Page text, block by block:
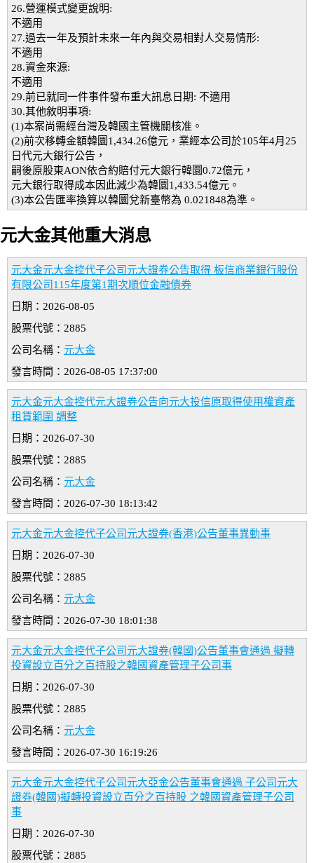
26.營運模式變更說明:
不適用
27.過去一年及預計未來一年內與交易相對人交易情形:
不適用
28.資金來源:
不適用
29.前已就同一件事件發布重大訊息日期: 不適用
30.其他敘明事項:
(1)本案尚需經台灣及韓國主管機關核准。
(2)前次移轉金額韓圜1,434.26億元，業經本公司於105年4月25
日代元大銀行公告，
嗣後原股東AON依合約賠付元大銀行韓圜0.72億元，
元大銀行取得成本因此減少為韓圜1,433.54億元。
(3)本公告匯率換算以韓圜兌新臺幣為 0.021848為準。
元大金其他重大消息
元大金元大金控代子公司元大證券公告取得 板信商業銀行股份
有限公司115年度第1期次順位金融債券
日期：2026-08-05
股票代號：2885
公司名稱： 元大金
發言時間：2026-08-05 17:37:00
元大金元大金控代元大證券公告向元大投信原取得使用權資產
租賃範圍 調整
日期：2026-07-30
股票代號：2885
公司名稱： 元大金
發言時間：2026-07-30 18:13:42
元大金元大金控代子公司元大證券(香港)公告董事異動事
日期：2026-07-30
股票代號：2885
公司名稱： 元大金
發言時間：2026-07-30 18:01:38
元大金元大金控代子公司元大證券(韓國)公告董事會通過 擬轉
投資設立百分之百持股之韓國資產管理子公司事
日期：2026-07-30
股票代號：2885
公司名稱： 元大金
發言時間：2026-07-30 16:19:26
元大金元大金控代子公司元大亞金公告董事會通過 子公司元大
證券(韓國)擬轉投資設立百分之百持股 之韓國資產管理子公司
事
日期：2026-07-30
股票代號：2885